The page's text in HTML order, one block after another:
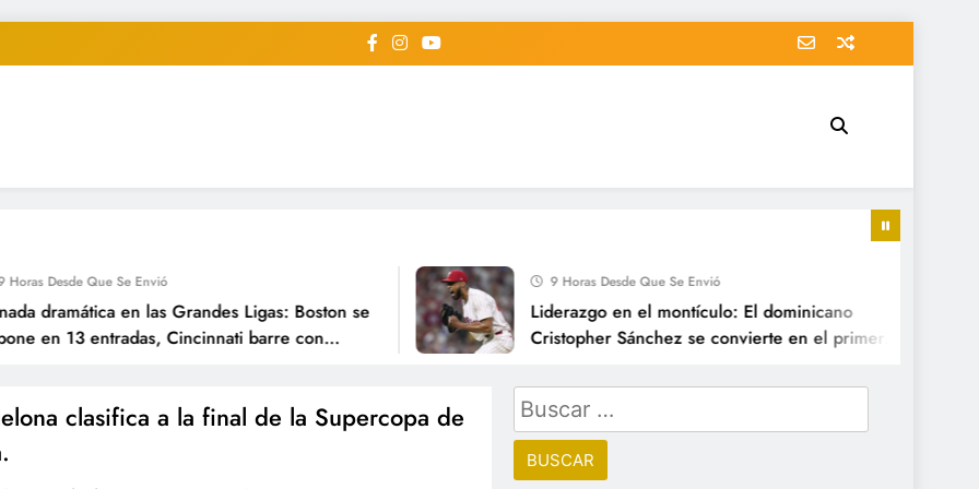
Deportivo Digital"
#deportealdiaperiodico
Que Se Envió
en las Grandes Ligas: Boston se
entradas, Cincinnati barre con
9 Horas Desde Que Se Envió
Liderazgo en el montículo: El dominicano
Cristopher Sánchez se convierte en el primer
clasifica a la final de la Supercopa de
Buscar: